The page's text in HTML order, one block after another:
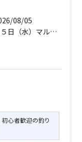
08/05
８月５日（水）マルイカ
心者歓迎の釣り